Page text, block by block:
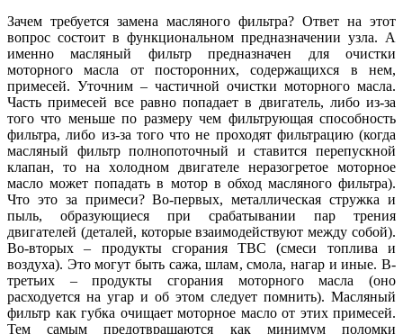
Зачем требуется замена масляного фильтра? Ответ на этот
вопрос состоит в функциональном предназначении узла. А
именно масляный фильтр предназначен для очистки
моторного масла от посторонних, содержащихся в нем,
примесей. Уточним – частичной очистки моторного масла.
Часть примесей все равно попадает в двигатель, либо из-за
того что меньше по размеру чем фильтрующая способность
фильтра, либо из-за того что не проходят фильтрацию (когда
масляный фильтр полнопоточный и ставится перепускной
клапан, то на холодном двигателе неразогретое моторное
масло может попадать в мотор в обход масляного фильтра).
Что это за примеси? Во-первых, металлическая стружка и
пыль, образующиеся при срабатывании пар трения
двигателей (деталей, которые взаимодействуют между собой).
Во-вторых – продукты сгорания ТВС (смеси топлива и
воздуха). Это могут быть сажа, шлам, смола, нагар и иные. В-
третьих – продукты сгорания моторного масла (оно
расходуется на угар и об этом следует помнить). Масляный
фильтр как губка очищает моторное масло от этих примесей.
Тем самым предотвращаются как минимум поломки